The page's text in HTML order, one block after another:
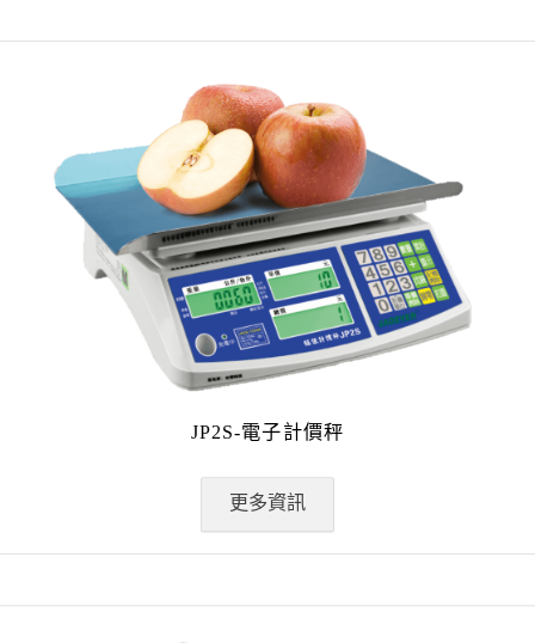
JP2S-電子計價秤
更多資訊